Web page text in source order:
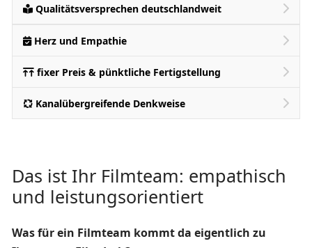
Qualitätsversprechen deutschlandweit
Herz und Empathie
fixer Preis & pünktliche Fertigstellung
Kanalübergreifende Denkweise
Standorte
Das ist Ihr Filmteam: empathisch
und leistungsorientiert
Was für ein Filmteam kommt da eigentlich zu